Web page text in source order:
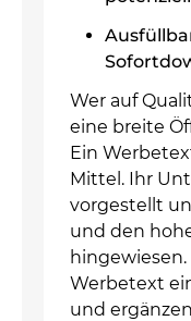
Wer auf
eine breite
Ein
Mittel. Ihr
vorgestellt
und den
Werbetext
und